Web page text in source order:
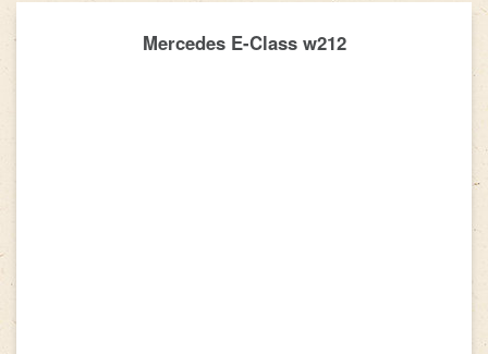
Mercedes E-Class w212